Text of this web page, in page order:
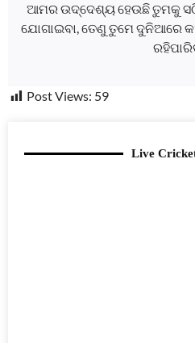
ଆମର ଉଦ୍ଦେଶ୍ୟ ହେଉଛି ତୁମକୁ
ଯୋଗାଇବା, ତେଣୁ ତୁମେ ଦୁନିଆରେ
Post Views: 59
Live